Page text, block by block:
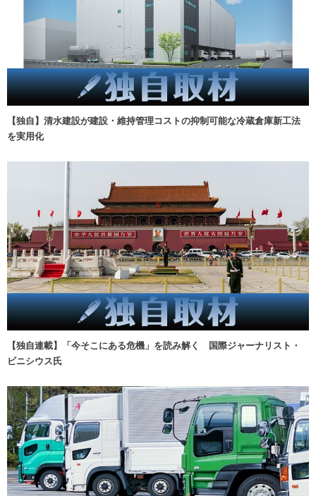
【独自】清水建設が建設・維持管理コストの抑制可能な冷蔵倉庫新工法
を実用化
【独自連載】「今そこにある危機」を読み解く 国際ジャーナリスト・
ビニシウス氏